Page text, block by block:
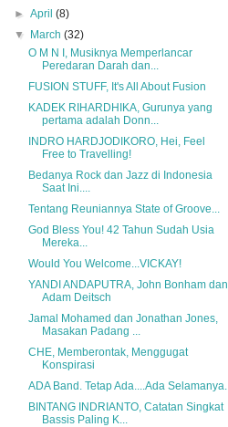
►April(8)
▼
March(32)
O M N I, Musiknya Memperlancar
Peredaran Darah dan...
FUSION STUFF, It's All About Fusion
KADEK RIHARDHIKA, Gurunya yang
pertama adalah Donn...
INDRO HARDJODIKORO, Hei, Feel
Free to Travelling!
Bedanya Rock dan Jazz di Indonesia
Saat Ini....
Tentang Reuniannya State of Groove...
God Bless You! 42 Tahun Sudah Usia
Mereka...
Would You Welcome...VICKAY!
YANDI ANDAPUTRA, John Bonham dan
Adam Deitsch
Jamal Mohamed dan Jonathan Jones,
Masakan Padang ...
CHE, Memberontak, Menggugat
Konspirasi
ADA Band. Tetap Ada....Ada Selamanya.
BINTANG INDRIANTO, Catatan Singkat
Bassis Paling K...